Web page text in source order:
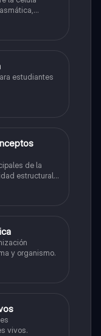
estudiantes
de la
estructural
y organismo.
vivos.